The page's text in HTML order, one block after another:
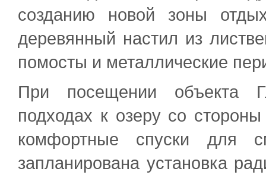
созданию новой зоны
деревянный настил из
помосты и металлические
При посещении объекта
подходах к озеру со
комфортные спуски для
запланирована установка